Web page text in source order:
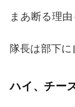
まあ断る理
隊長は部下
ハイ、チー